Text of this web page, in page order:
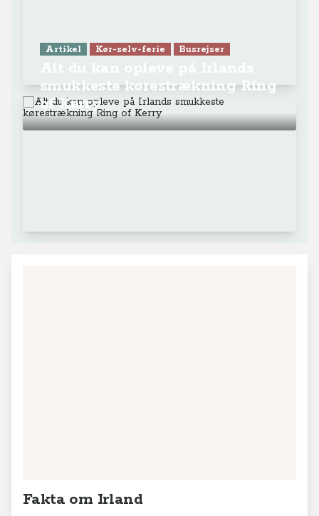
Artikel Kør-selv-ferie Busrejser
smukkeste kørestrækning Ring
of Kerry
Fakta om Irland